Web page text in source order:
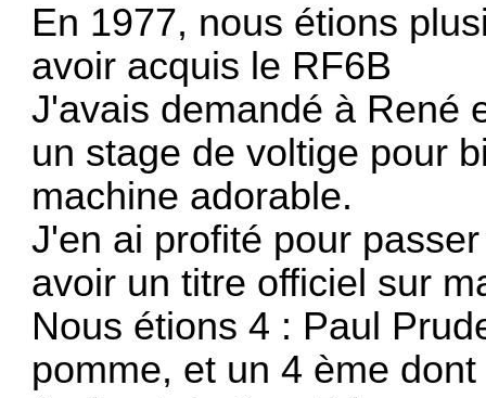
En 1977, nous étions
avoir acquis le RF6B
J'avais demandé à René
un stage de voltige pour
machine adorable.
J'en ai profité pour
avoir un titre officiel sur
Nous étions 4 : Paul
pomme, et un 4 ème